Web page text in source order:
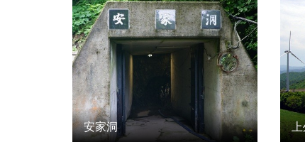
安家洞